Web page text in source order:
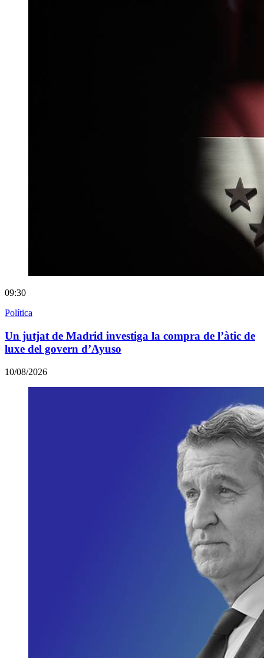
09:30
Política
Un jutjat de Madrid investiga la compra de l’àtic de
luxe del govern d’Ayuso
10/08/2026